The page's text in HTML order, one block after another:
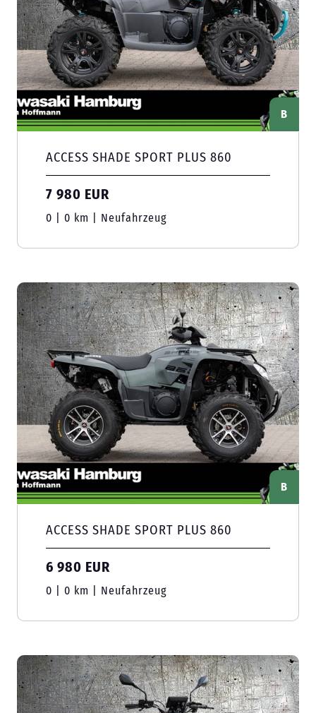
B
ACCESS SHADE SPORT PLUS 860
7 980 EUR
0 | 0 km | Neufahrzeug
B
ACCESS SHADE SPORT PLUS 860
6 980 EUR
0 | 0 km | Neufahrzeug